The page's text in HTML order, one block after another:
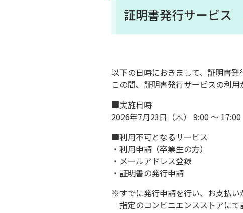
証明書発行サービス
以下の日時におきまして、 証明書発
この間、証明書発行サービスの利用
■実施日時
2026年7月23日（木） 9:00 ～ 17:00
■利用不可となるサービス
・利用申請（卒業生の方）
・メールアドレス登録
・証明書の発行申請
※すでに発行申請を行い、お支払い
指定のコンビニエンスストアにて